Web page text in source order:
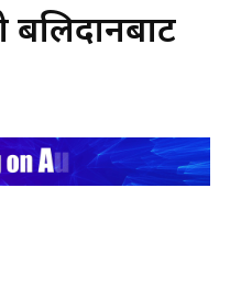
बलिदानबाट